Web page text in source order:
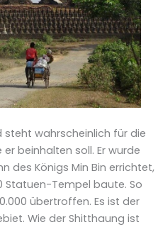
steht wahrscheinlich für die
beinhalten soll. Er wurde
des Königs Min Bin errichtet,
Statuen-Tempel baute. So
übertroffen. Es ist der
Wie der Shitthaung ist